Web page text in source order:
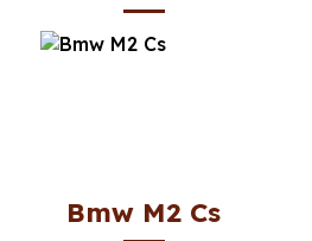
Bmw M2 Cs